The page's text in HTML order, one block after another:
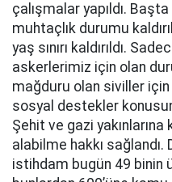
çalışmalar yapıldı.
muhtaçlık durumu
yaş sınırı kaldırıldı.
askerlerimiz için olan
mağduru olan siviller
sosyal destekler
Şehit ve gazi
alabilme hakkı sağlandı.
istihdam bugün 49 binin